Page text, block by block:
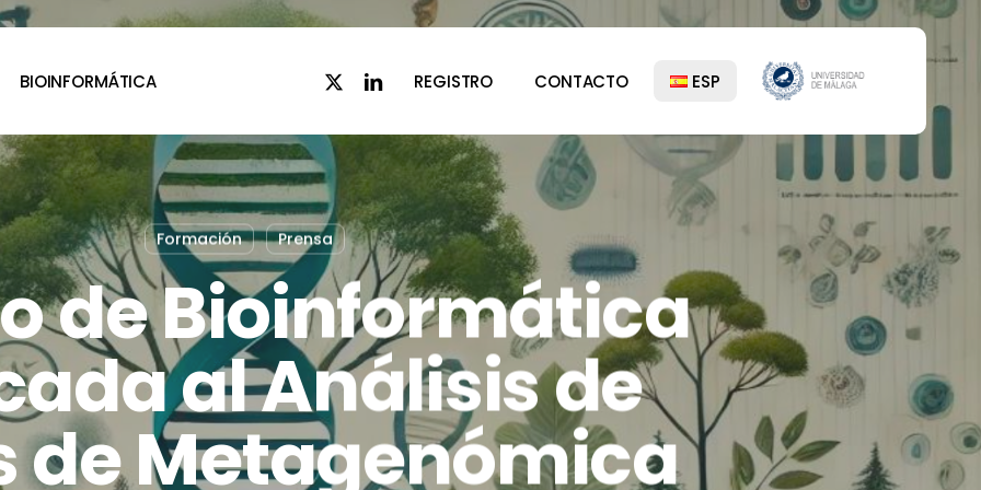
BIOINFORMÁTICA REGISTRO CONTACTO ESP
x-
linkedin
Formación Prensa
de Bioinformática
al Análisis de
de Metagenómica
Menu